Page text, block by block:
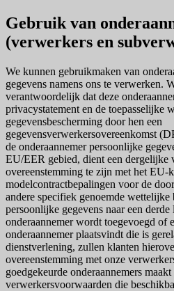
Gebruik van
(verwerkers en
We kunnen gebruikmaken van
gegevens namens ons te verwerken.
verantwoordelijk dat deze
privacystatement en de toepasselijke
gegevensbescherming door hen een
gegevensverwerkersovereenkomst
de onderaannemer persoonlijke
EU/EER gebied, dient een dergelijke
overeenstemming te zijn met het
modelcontractbepalingen voor de
andere specifiek genoemde
persoonlijke gegevens naar een
onderaannemer wordt toegevoegd of
onderaannemer plaatsvindt die is
dienstverlening, zullen klanten
overeenstemming met onze
goedgekeurde onderaannemers
verwerkersvoorwaarden die